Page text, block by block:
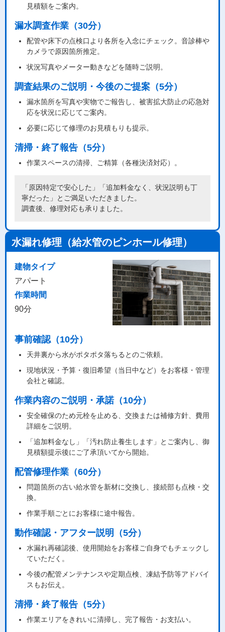
見積額をご案内。
漏水調査作業（30分）
配管や床下の点検口より各所を入念にチェック。音診棒や
カメラで原因箇所推定。
状況写真やメーター動きなどを随時ご説明。
調査結果のご説明・今後のご提案（5分）
漏水箇所を写真や実物でご報告し、被害拡大防止の応急対
応を状況に応じてご案内。
必要に応じて修理のお見積もりも提示。
清掃・終了報告（5分）
作業スペースの清掃、ご精算（各種決済対応）。
「原因特定で安心した」「追加料金なく、状況説明も丁
寧だった」とご満足いただきました。
調査後、修理対応も承りました。
水漏れ修理（給水管のピンホール修理）
建物タイプ
アパート
作業時間
90分
事前確認（10分）
天井裏から水がポタポタ落ちるとのご依頼。
現地状況・予算・復旧希望（当日中など）をお客様・管理
会社と確認。
作業内容のご説明・承諾（10分）
安全確保のため元栓を止める、交換または補修方針、費用
詳細をご説明。
「追加料金なし」「汚れ防止養生します」とご案内し、御
見積額提示後にご了承頂いてから開始。
配管修理作業（60分）
問題箇所の古い給水管を新材に交換し、接続部も点検・交
換。
作業手順ごとにお客様に途中報告。
動作確認・アフター説明（5分）
水漏れ再確認後、使用開始をお客様ご自身でもチェックし
ていただく。
今後の配管メンテナンスや定期点検、凍結予防等アドバイ
スもお伝え。
清掃・終了報告（5分）
作業エリアをきれいに清掃し、完了報告・お支払い。